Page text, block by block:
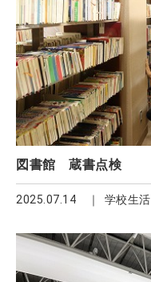
図書館 蔵書点検
2025.07.14 学校生活